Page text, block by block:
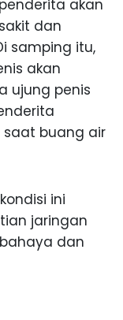
akan
dan
samping itu,
akan
ujung penis
saat buang air
ini
jaringan
dan